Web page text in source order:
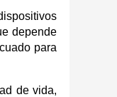
depende
para
de vida,